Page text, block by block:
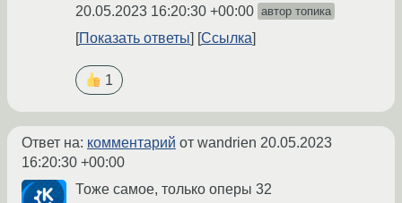
20.05.2023 16:20:30 +00:00 автор топика
Показать ответы Ссылка
1
Ответ на: комментарий от wandrien 20.05.2023
16:20:30 +00:00
Тоже самое, только оперы 32